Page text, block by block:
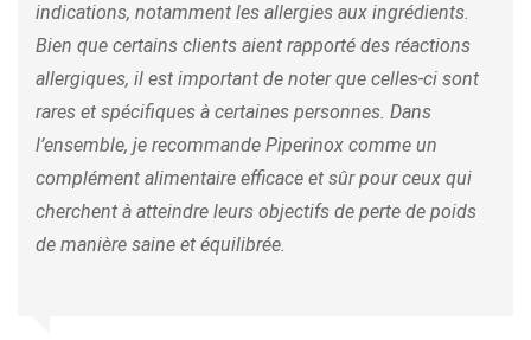
indications, notamment les allergies aux ingrédients.
Bien que certains clients aient rapporté des réactions
allergiques, il est important de noter que celles-ci sont
rares et spécifiques à certaines personnes. Dans
l’ensemble, je recommande Piperinox comme un
complément alimentaire efficace et sûr pour ceux qui
cherchent à atteindre leurs objectifs de perte de poids
de manière saine et équilibrée.